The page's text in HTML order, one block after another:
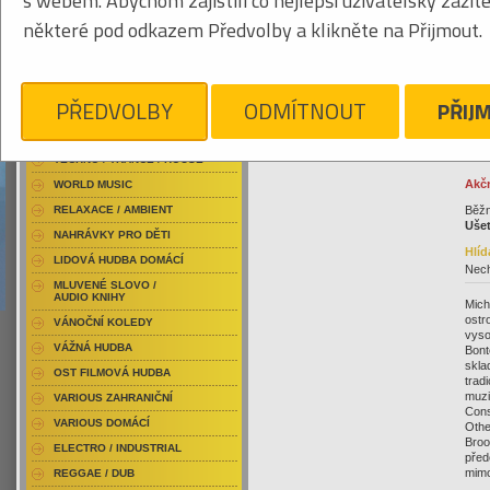
RAP / HIP HOP DOMÁCÍ
RAP / HIP HOP ZAHRANIČNÍ
DVD / HUDBA
PUNK / HARDCORE
TECHNO / TRANCE / HOUSE
WORLD MUSIC
RELAXACE / AMBIENT
NAHRÁVKY PRO DĚTI
LIDOVÁ HUDBA DOMÁCÍ
MLUVENÉ SLOVO /
AUDIO KNIHY
VÁNOČNÍ KOLEDY
VÁŽNÁ HUDBA
OST FILMOVÁ HUDBA
VARIOUS ZAHRANIČNÍ
VARIOUS DOMÁCÍ
ELECTRO / INDUSTRIAL
REGGAE / DUB
některé pod odkazem Předvolby a klikněte na Přijmout.
PŘEDVOLBY ODMÍTNOUT